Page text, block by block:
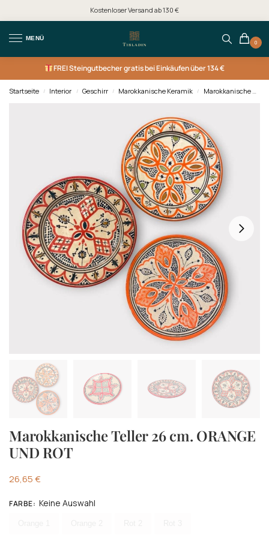
Kostenloser Versand ab 130 €
MENÜ
0
FREISteingutbecher gratis bei Einkäufen über 134 €
Startseite / Interior / Geschirr / Marokkanische Keramik / Marokkanische Keramik Gerichte
Marokkanische Teller 26 cm. ORANGE
UND ROT
26,65€
FARBE: Keine Auswahl